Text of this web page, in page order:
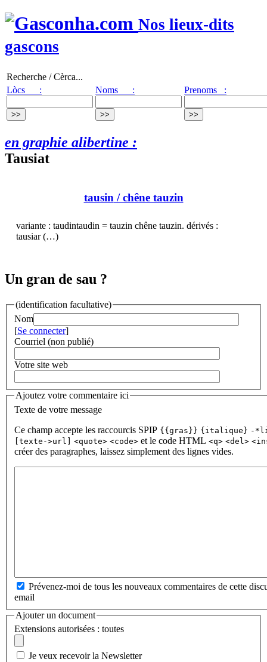
Nos lieux-dits
gascons
Recherche / Cèrca...
Lòcs :
Noms : Prenoms :
en graphie alibertine :
Tausiat
tausin/ chêne tauzin
variante : taudintaudin = tauzin chêne tauzin. dérivés :
tausiar (…)
Un gran de sau ?
(identification facultative)
Nom
[Se connecter]
Courriel (non publié)
Votre site web
Ajoutez votre commentaire ici
Texte de votre message
Ce champ accepte les raccourcis SPIP {{gras}} {italique} -
[texte->url] <quote> <code> et le code HTML <q> <del>
créer des paragraphes, laissez simplement des lignes vides.
Prévenez-moi de tous les nouveaux commentaires de cette
email
Ajouter un document
Extensions autorisées : toutes
Je veux recevoir la Newsletter